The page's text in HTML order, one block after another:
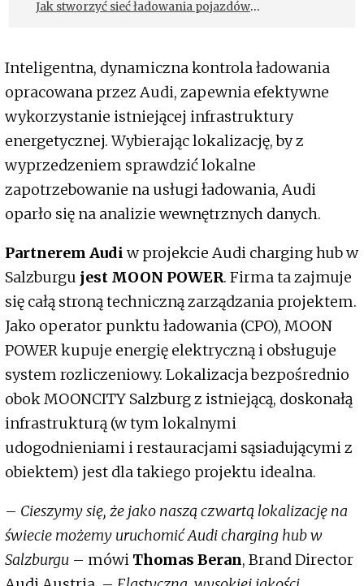
Jak stworzyć sieć ładowania pojazdów
Inteligentna, dynamiczna kontrola ładowania
opracowana przez Audi, zapewnia efektywne
wykorzystanie istniejącej infrastruktury
energetycznej. Wybierając lokalizację, by z
wyprzedzeniem sprawdzić lokalne
zapotrzebowanie na usługi ładowania, Audi
oparło się na analizie wewnętrznych danych.
Partnerem Audiw projekcie Audi charging hub w
Salzburgu jest MOON POWER. Firma ta zajmuje
się całą stroną techniczną zarządzania projektem.
Jako operator punktu ładowania (CPO), MOON
POWER kupuje energię elektryczną i obsługuje
system rozliczeniowy. Lokalizacja bezpośrednio
obok MOONCITY Salzburg z istniejącą, doskonałą
infrastrukturą (w tym lokalnymi
udogodnieniami i restauracjami sąsiadującymi z
obiektem) jest dla takiego projektu idealna.
– Cieszymy się, że jako naszą czwartą lokalizację na
świecie możemy uruchomić Audi charging hub w
Salzburgu – mówi Thomas Beran, Brand Director